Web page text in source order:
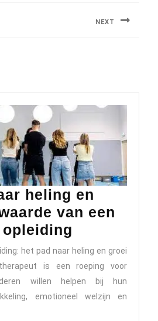
NEXT
heling en
van een
weg
naar
heling
en
het pad naar heling en groei
is een roeping voor
willen helpen bij hun
emotioneel welzijn en